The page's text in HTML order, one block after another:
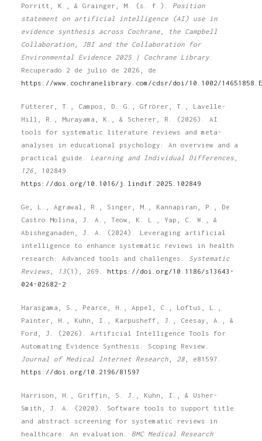
Porritt, K., & Grainger, M. (s. f.). Position
statement on artificial intelligence (AI) use in
evidence synthesis across Cochrane, the Campbell
Collaboration, JBI and the Collaboration for
Environmental Evidence 2025 | Cochrane Library
Recuperado 2 de julio de 2026, de
https://www.cochranelibrary.com/cdsr/doi/10.1002/
Fütterer, T., Campos, D. G., Gfrörer, T., Lavelle-
Hill, R., Murayama, K., & Scherer, R. (2026). AI
tools for systematic literature reviews and meta-
analyses in educational psychology: An overview and a
practical guide. Learning and Individual Differences
126 , 102849.
https://doi.org/10.1016/j.lindif.2025.102849
Ge, L., Agrawal, R., Singer, M., Kannapiran, P., De
Castro Molina, J. A., Teow, K. L., Yap, C. W., &
Abisheganaden, J. A. (2024). Leveraging artificial
intelligence to enhance systematic reviews in health
research: Advanced tools and challenges. Systematic
Reviews
13(1), 269. https://doi.org/10.1186/s13643-
024-02682-2
Harasgama, S., Pearce, H., Appel, C., Loftus, L.,
Painter, H., Kuhn, I., Karpusheff, J., Ceesay, A., &
Ford, J. (2026). Artificial Intelligence Tools for
Automating Evidence Synthesis: Scoping Review.
Journal of Medical Internet Research
28 , e81597.
https://doi.org/10.2196/81597
Harrison, H., Griffin, S. J., Kuhn, I., & Usher-
Smith, J. A. (2020). Software tools to support title
and abstract screening for systematic reviews in
healthcare: An evaluation. BMC Medical Research